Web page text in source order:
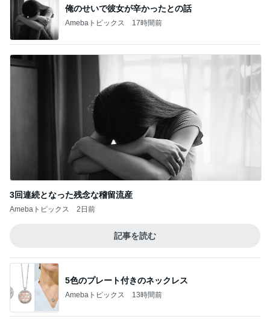
俺のせいで彼女が辛かったとの話
Amebaトピックス 17時間前
3回連続となった残念な稽留流産
Amebaトピックス 2日前
記事を読む
5色のプレート付きのネックレス
Amebaトピックス 13時間前